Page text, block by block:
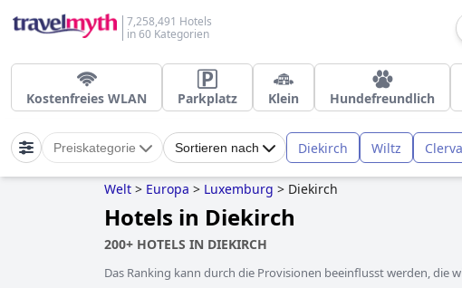
7,258,491 Hotels
in 60 Kategorien
Kostenfreies WLAN Parkplatz Klein Hundefreundlich
Preiskategorie Sortieren nach Diekirch Wiltz
Welt > Europa > Luxemburg > Diekirch
Hotels in Diekirch
200+ HOTELS IN DIEKIRCH
Das Ranking kann durch die Provisionen beeinflusst werden, die